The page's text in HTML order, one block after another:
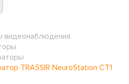
видеонаблюдения
TRASSIR NeuroStation CT1